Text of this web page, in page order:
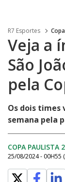
R7 Esportes
Veja a
São
pela
Os dois
semana pela
COPA PAULISTA
25/08/2024 - 00H55